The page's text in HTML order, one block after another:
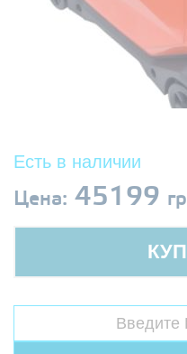
Есть в наличии
Цена: 45199